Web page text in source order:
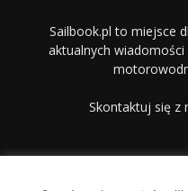
Sailbook.pl to miejsce
aktualnych
Skontaktuj się z